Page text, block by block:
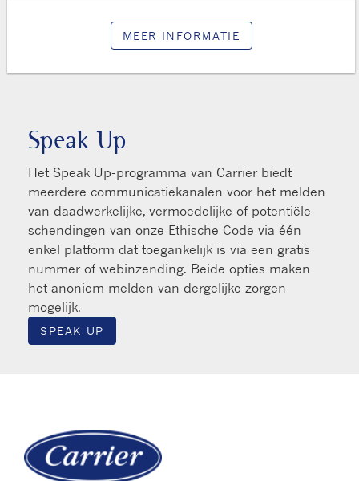
MEER INFORMATIE
Speak Up
Het Speak Up-programma van Carrier biedt
meerdere communicatiekanalen voor het melden
van daadwerkelijke, vermoedelijke of potentiële
schendingen van onze Ethische Code via één
enkel platform dat toegankelijk is via een gratis
nummer of webinzending. Beide opties maken
het anoniem melden van dergelijke zorgen
mogelijk.
SPEAK UP